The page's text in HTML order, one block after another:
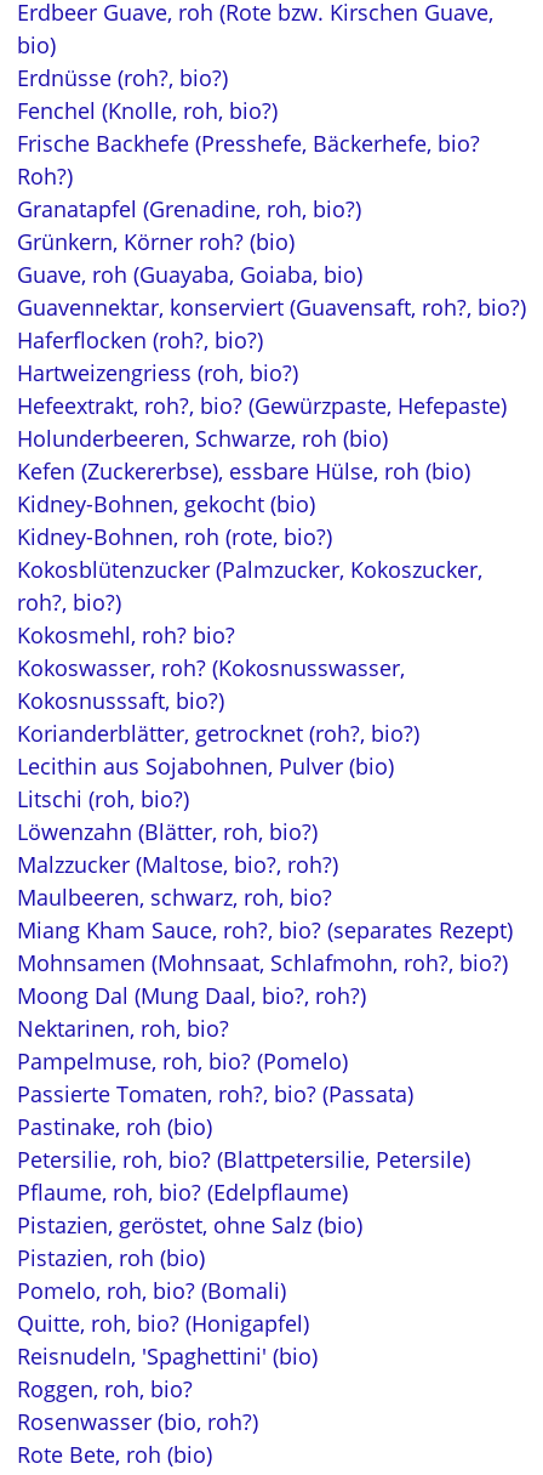
Erdbeer Guave, roh (Rote bzw. Kirschen Guave,
bio)
Erdnüsse (roh?, bio?)
Fenchel (Knolle, roh, bio?)
Frische Backhefe (Presshefe, Bäckerhefe, bio?
Roh?)
Granatapfel (Grenadine, roh, bio?)
Grünkern, Körner roh? (bio)
Guave, roh (Guayaba, Goiaba, bio)
Guavennektar, konserviert (Guavensaft, roh?, bio?)
Haferflocken (roh?, bio?)
Hartweizengriess (roh, bio?)
Hefeextrakt, roh?, bio? (Gewürzpaste, Hefepaste)
Holunderbeeren, Schwarze, roh (bio)
Kefen (Zuckererbse), essbare Hülse, roh (bio)
Kidney-Bohnen, gekocht (bio)
Kidney-Bohnen, roh (rote, bio?)
Kokosblütenzucker (Palmzucker, Kokoszucker,
roh?, bio?)
Kokosmehl, roh? bio?
Kokoswasser, roh? (Kokosnusswasser,
Kokosnusssaft, bio?)
Korianderblätter, getrocknet (roh?, bio?)
Lecithin aus Sojabohnen, Pulver (bio)
Litschi (roh, bio?)
Löwenzahn (Blätter, roh, bio?)
Malzzucker (Maltose, bio?, roh?)
Maulbeeren, schwarz, roh, bio?
Miang Kham Sauce, roh?, bio? (separates Rezept)
Mohnsamen (Mohnsaat, Schlafmohn, roh?, bio?)
Moong Dal (Mung Daal, bio?, roh?)
Nektarinen, roh, bio?
Pampelmuse, roh, bio? (Pomelo)
Passierte Tomaten, roh?, bio? (Passata)
Pastinake, roh (bio)
Petersilie, roh, bio? (Blattpetersilie, Petersile)
Pflaume, roh, bio? (Edelpflaume)
Pistazien, geröstet, ohne Salz (bio)
Pistazien, roh (bio)
Pomelo, roh, bio? (Bomali)
Quitte, roh, bio? (Honigapfel)
Reisnudeln, 'Spaghettini' (bio)
Roggen, roh, bio?
Rosenwasser (bio, roh?)
Rote Bete, roh (bio)